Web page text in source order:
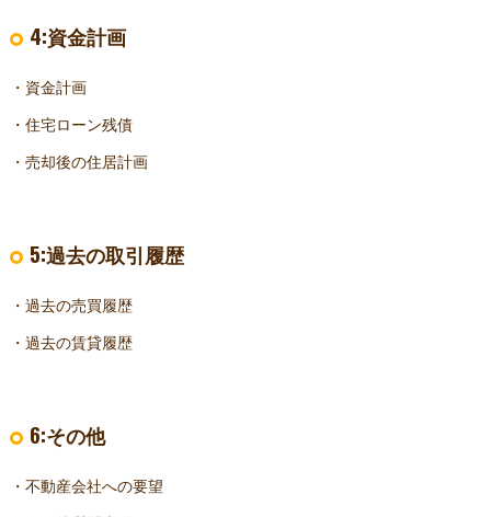
4:資金計画
・資金計画
・住宅ローン残債
・売却後の住居計画
5:過去の取引履歴
・過去の売買履歴
・過去の賃貸履歴
6:その他
・不動産会社への要望